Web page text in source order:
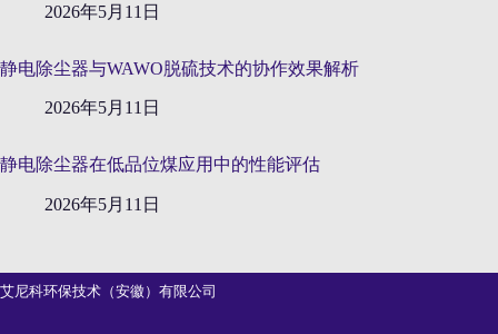
2026年5月11日
静电除尘器与WAWO脱硫技术的协作效果解析
2026年5月11日
静电除尘器在低品位煤应用中的性能评估
2026年5月11日
艾尼科环保技术（安徽）有限公司